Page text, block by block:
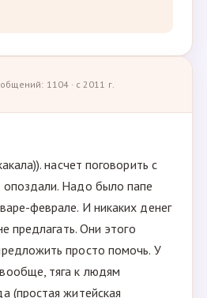
1104 · с 2011 г.
насчет поговорить с
Надо было папе
феврале. И никаких денег
предлагать. Они этого
просто помочь. У
тяга к людям
(простая житейская